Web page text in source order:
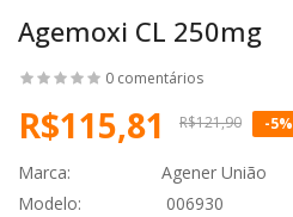
Agemoxi CL 250mg
0 comentários
R$115,81 R$121,90 -5%
Marca:
Agener União
Modelo:
006930